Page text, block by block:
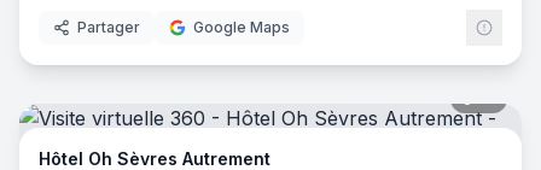
Partager Google Maps
Hôtel Oh Sèvres Autrement